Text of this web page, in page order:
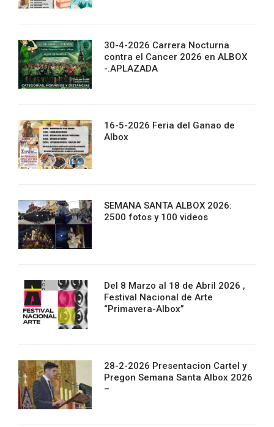
30-4-2026 Carrera Nocturna
contra el Cancer 2026 en ALBOX
-.APLAZADA
16-5-2026 Feria del Ganao de
Albox
SEMANA SANTA ALBOX 2026:
2500 fotos y 100 videos
Del 8 Marzo al 18 de Abril 2026 ,
Festival Nacional de Arte
“Primavera-Albox”
28-2-2026 Presentacion Cartel y
Pregon Semana Santa Albox 2026
–